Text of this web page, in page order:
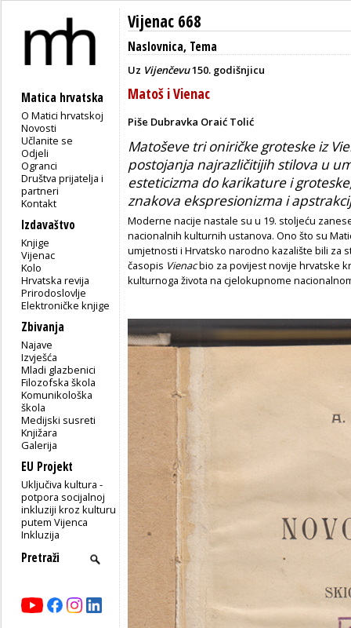
Matica hrvatska
O Matici hrvatskoj
Novosti
Učlanite se
Odjeli
Ogranci
Društva prijatelja i
partneri
Kontakt
Izdavaštvo
Knjige
Vijenac
Kolo
Hrvatska revija
Prirodoslovlje
Elektroničke knjige
Zbivanja
Najave
Izvješća
Mladi glazbenici
Filozofska škola
Komunikološka
škola
Medijski susreti
Knjižara
Galerija
EU Projekt
Uključiva kultura -
potpora socijalnoj
inkluziji kroz kulturu
putem Vijenca
Inkluzija
Vijenac 668
Naslovnica, Tema
Uz Vijenčevu150. godišnjicu
Matoš i Vienac
Piše Dubravka Oraić Tolić
Matoševe tri oniričke groteske iz
postojanja najrazličitijih stilova u
esteticizma do karikature i
znakova ekspresionizma i
Moderne nacije nastale su u 19. stoljeću
nacionalnih kulturnih ustanova. Ono što su
umjetnosti i Hrvatsko narodno kazalište bili za
časopis Vienacbio za povijest novije hrvatske
kulturnoga života na cjelokupnome